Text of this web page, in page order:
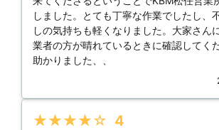
しました。とても丁寧な作業でしたし、
しの気持ちも軽くなりました。大家さん
業者の方が晴れているときに確認してく
助かりました、、
★★★★★ 4